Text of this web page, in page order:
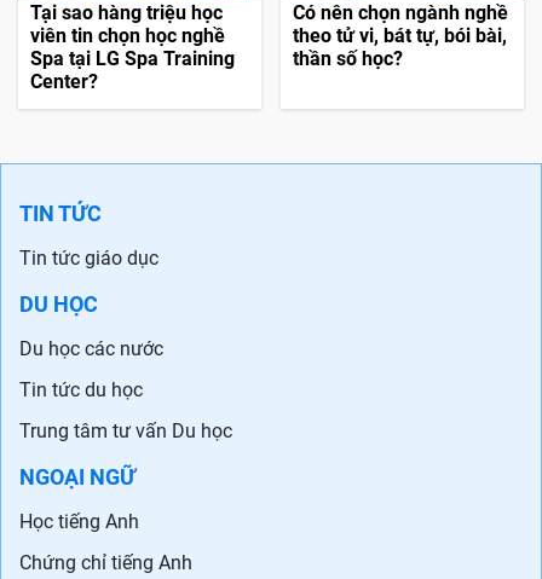
Tại sao hàng triệu học
viên tin chọn học nghề
Spa tại LG Spa Training
Center?
Có nên chọn ngành nghề
theo tử vi, bát tự, bói bài,
thần số học?
TIN TỨC
Tin tức giáo dục
DU HỌC
Du học các nước
Tin tức du học
Trung tâm tư vấn Du học
NGOẠI NGỮ
Học tiếng Anh
Chứng chỉ tiếng Anh